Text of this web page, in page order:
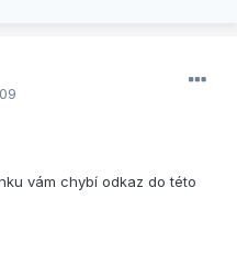
vám chybí odkaz do této